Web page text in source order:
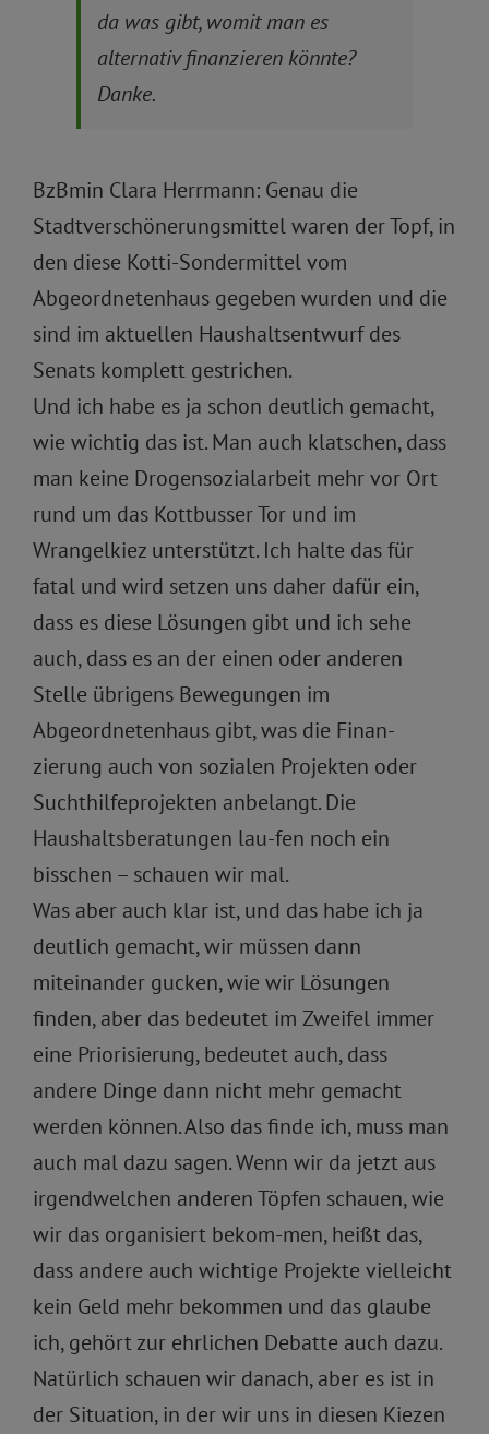
da was gibt, womit man es
alternativ finanzieren könnte?
Danke.
BzBmin Clara Herrmann: Genau die
Stadtverschönerungsmittel waren der Topf, in
den diese Kotti-Sondermittel vom
Abgeordnetenhaus gegeben wurden und die
sind im aktuellen Haushaltsentwurf des
Senats komplett gestrichen.
Und ich habe es ja schon deutlich gemacht,
wie wichtig das ist. Man auch klatschen, dass
man keine Drogensozialarbeit mehr vor Ort
rund um das Kottbusser Tor und im
Wrangelkiez unterstützt. Ich halte das für
fatal und wird setzen uns daher dafür ein,
dass es diese Lösungen gibt und ich sehe
auch, dass es an der einen oder anderen
Stelle übrigens Bewegungen im
Abgeordnetenhaus gibt, was die Finan-
zierung auch von sozialen Projekten oder
Suchthilfeprojekten anbelangt. Die
Haushaltsberatungen lau-fen noch ein
bisschen – schauen wir mal.
Was aber auch klar ist, und das habe ich ja
deutlich gemacht, wir müssen dann
miteinander gucken, wie wir Lösungen
finden, aber das bedeutet im Zweifel immer
eine Priorisierung, bedeutet auch, dass
andere Dinge dann nicht mehr gemacht
werden können. Also das finde ich, muss man
auch mal dazu sagen. Wenn wir da jetzt aus
irgendwelchen anderen Töpfen schauen, wie
wir das organisiert bekom-men, heißt das,
dass andere auch wichtige Projekte vielleicht
kein Geld mehr bekommen und das glaube
ich, gehört zur ehrlichen Debatte auch dazu.
Natürlich schauen wir danach, aber es ist in
der Situation, in der wir uns in diesen Kiezen